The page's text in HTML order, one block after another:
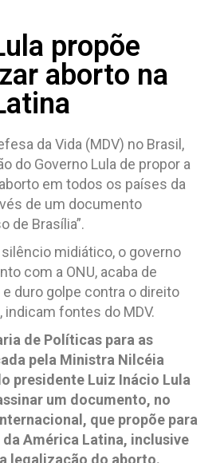
propõe
aborto na
da Vida (MDV) no Brasil,
do Governo Lula de propor a
em todos os países da
de um documento
de Brasília”.
midiático, o governo
com a ONU, acaba de
duro golpe contra o direito
indicam fontes do MDV.
de Políticas para as
pela Ministra Nilcéia
presidente Luiz Inácio Lula
um documento, no
que propõe para
América Latina, inclusive
legalização do aborto.